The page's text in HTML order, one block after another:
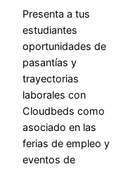
Presenta a tus
estudiantes
oportunidades de
pasantías y
trayectorias
laborales con
Cloudbeds como
asociado en las
ferias de empleo y
eventos de